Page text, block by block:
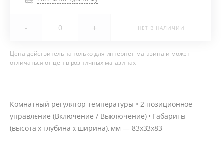
- + НЕТ В НАЛИЧИИ
Цена действительна только для интернет-магазина и может
отличаться от цен в розничных магазинах
Комнатный регулятор температуры • 2-позиционное
управление (Включение / Выключение) • Габариты
(высота х глубина х ширина), мм — 83x33x83